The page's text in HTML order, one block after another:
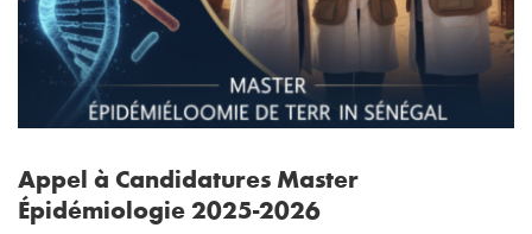
Appel à Candidatures Master
Épidémiologie 2025-2026